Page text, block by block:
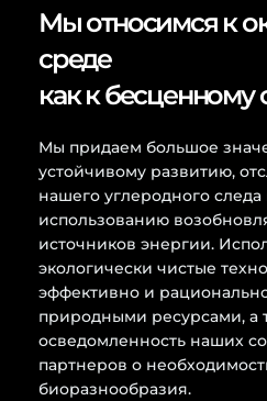
Мы относимся к
среде
как к
Мы придаем большое
устойчивому развитию,
нашего углеродного следа
использованию
источников энергии.
экологически чистые
эффективно и
природными ресурсами, а
осведомленность наших
партнеров о
биоразнообразия.